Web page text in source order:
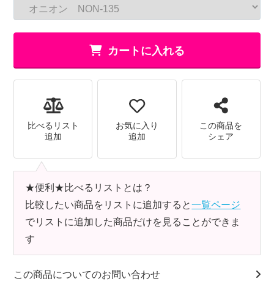
カートに入れる
比べるリスト
追加
お気に入り
追加
この商品を
シェア
★便利★比べるリストとは？
比較したい商品をリストに追加すると一覧ページ
でリストに追加した商品だけを見ることができま
す
この商品についてのお問い合わせ